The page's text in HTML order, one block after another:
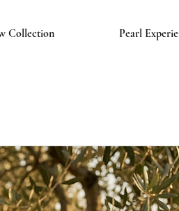
Collection Pearl